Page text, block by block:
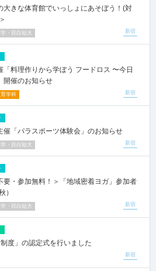
大きな体育館でいっしょにあそぼう！(対
新宿
学・目白短大
「料理作りから学ぼう フードロス 〜今日
開催のお知らせ
新宿
学科
催「パラスポーツ体験会」のお知らせ
新宿
学・目白短大
要・参加無料！＞「地域密着ヨガ」参加者
）
新宿
学・目白短大
度」の認定式を行いました
新宿